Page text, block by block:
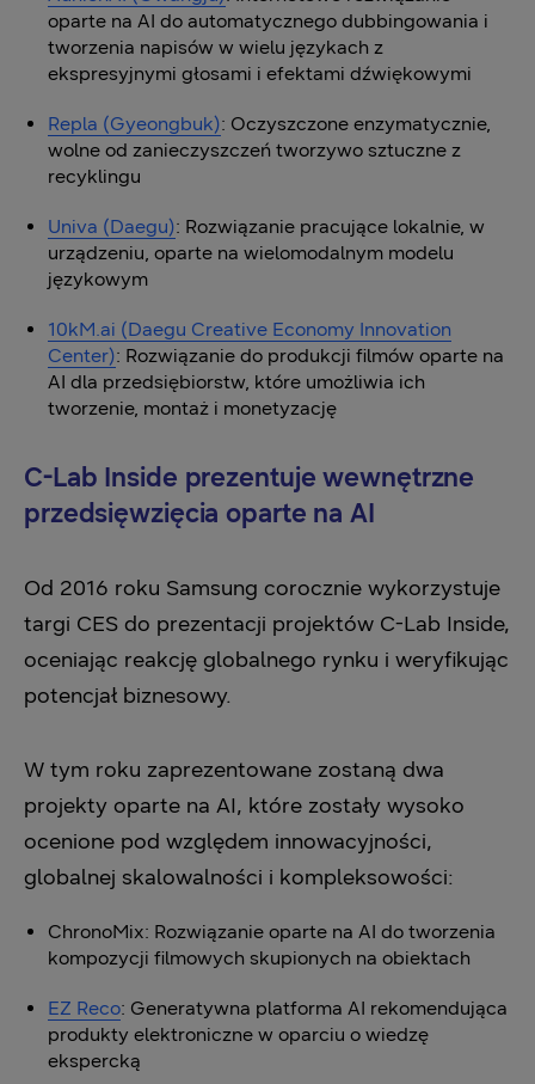
oparte na AI do automatycznego dubbingowania i
tworzenia napisów w wielu językach z
ekspresyjnymi głosami i efektami dźwiękowymi
Repla (Gyeongbuk): Oczyszczone enzymatycznie,
wolne od zanieczyszczeń tworzywo sztuczne z
recyklingu
Univa (Daegu): Rozwiązanie pracujące lokalnie, w
urządzeniu, oparte na wielomodalnym modelu
językowym
10kM.ai (Daegu Creative Economy Innovation
Center): Rozwiązanie do produkcji filmów oparte na
AI dla przedsiębiorstw, które umożliwia ich
tworzenie, montaż i monetyzację
C-Lab Inside prezentuje wewnętrzne
przedsięwzięcia oparte na AI
Od 2016 roku Samsung corocznie wykorzystuje
targi CES do prezentacji projektów C-Lab Inside,
oceniając reakcję globalnego rynku i weryfikując
potencjał biznesowy.
W tym roku zaprezentowane zostaną dwa
projekty oparte na AI, które zostały wysoko
ocenione pod względem innowacyjności,
globalnej skalowalności i kompleksowości:
ChronoMix: Rozwiązanie oparte na AI do tworzenia
kompozycji filmowych skupionych na obiektach
EZ Reco: Generatywna platforma AI rekomendująca
produkty elektroniczne w oparciu o wiedzę
ekspercką